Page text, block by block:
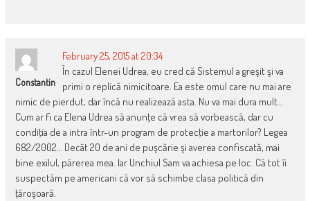
Constantin
February 25, 2015 at 20:34
În cazul Elenei Udrea, eu cred că Sistemul a greşit şi va
primi o replică nimicitoare. Ea este omul care nu mai are
nimic de pierdut, dar încă nu realizează asta. Nu va mai dura mult…
Cum ar fi ca Elena Udrea să anunţe că vrea să vorbească, dar cu
condiţia de a intra într-un program de protecţie a martorilor? Legea
682/2002… Decât 20 de ani de puşcărie şi averea confiscată, mai
bine exilul, părerea mea. Iar Unchiul Sam va achiesa pe loc. Că tot îi
suspectăm pe americani că vor să schimbe clasa politică din
ţăroşoară.